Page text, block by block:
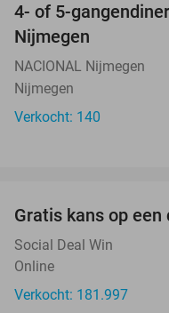
4- of 5-
Nijmegen
NACIONAL Nijmegen
Nijmegen
Verkocht: 140
Gratis kans op
Social Deal Win
Online
Verkocht: 181.997